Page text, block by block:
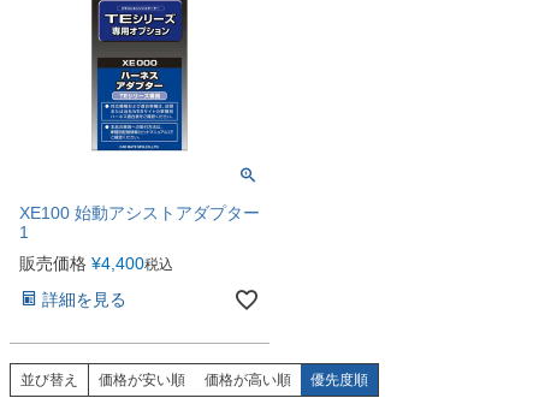
XE100 始動アシストアダプター
1
販売価格 ¥4,400税込
詳細を見る
並び替え 価格が安い順 価格が高い順 優先度順